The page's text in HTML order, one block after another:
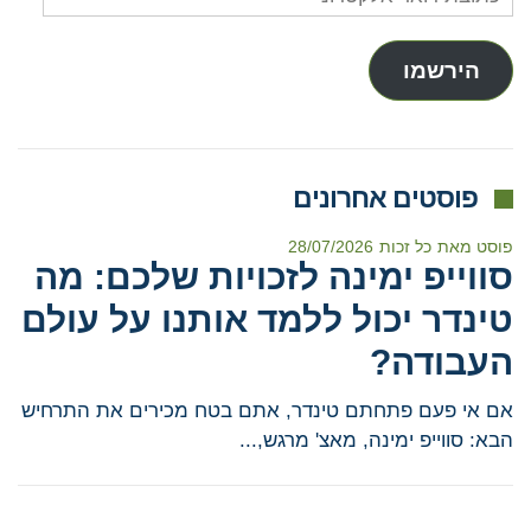
דואר
אלקטרוני
הירשמו
פוסטים אחרונים
פוסט מאת כל זכות 28/07/2026
סווייפ ימינה לזכויות שלכם: מה
טינדר יכול ללמד אותנו על עולם
העבודה?
אם אי פעם פתחתם טינדר, אתם בטח מכירים את התרחיש
הבא: סווייפ ימינה, מאצ' מרגש,...